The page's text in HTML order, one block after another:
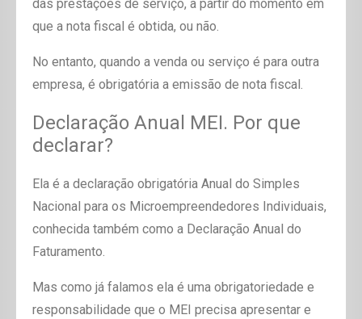
das prestações de serviço, a partir do momento em
que a nota fiscal é obtida, ou não.
No entanto, quando a venda ou serviço é para outra
empresa, é obrigatória a emissão de nota fiscal.
Declaração Anual MEI. Por que
declarar?
Ela é a declaração obrigatória Anual do Simples
Nacional para os Microempreendedores Individuais,
conhecida também como a Declaração Anual do
Faturamento.
Mas como já falamos ela é uma obrigatoriedade e
responsabilidade que o MEI precisa apresentar e